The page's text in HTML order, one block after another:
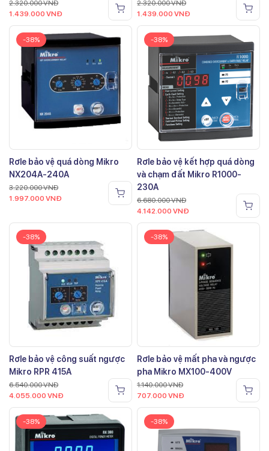
2.320.000VNĐ
1.439.000 VNĐ
2.320.000VNĐ
1.439.000 VNĐ
-38%
Rơle bảo vệ quá dòng Mikro
NX204A-240A
3.220.000VNĐ
1.997.000 VNĐ
-38%
Rơle bảo vệ kết hợp quá dòng
và chạm đất Mikro R1000-
230A
6.680.000VNĐ
4.142.000 VNĐ
-38%
Rơle bảo vệ công suất ngược
Mikro RPR 415A
6.540.000VNĐ
4.055.000 VNĐ
-38%
Rơle bảo vệ mất pha và ngược
pha Mikro MX100-400V
1.140.000VNĐ
707.000 VNĐ
-38% -38%